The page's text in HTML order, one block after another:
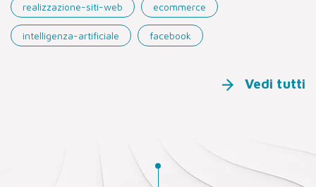
realizzazione-siti-web ecommerce
intelligenza-artificiale facebook
Vedi tutti